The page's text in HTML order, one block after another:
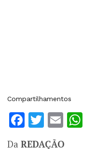
Compartilhamentos
Facebook
Twitter
Email
Da REDAÇÃO